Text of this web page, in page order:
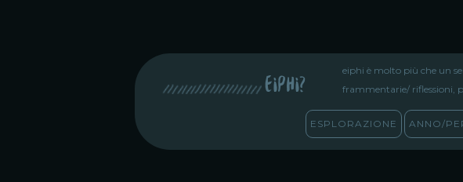
eiphi?
eiphi è molto più che un
frammentarie/ riflessioni,
ESPLORAZIONE ANNO/